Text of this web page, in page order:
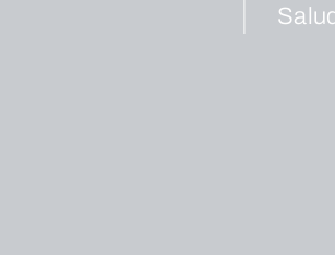
Salud